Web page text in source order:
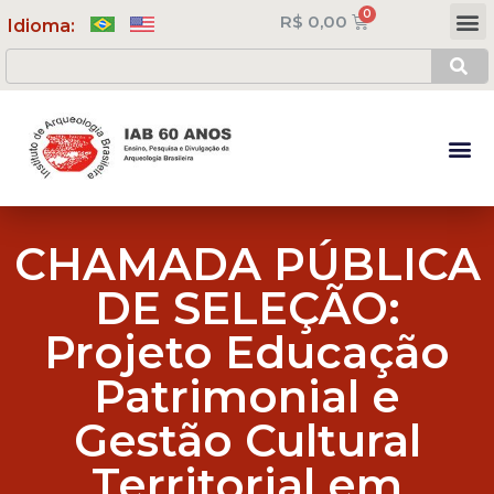
Idioma: R$ 0,00
CHAMADA PÚBLICA
DE SELEÇÃO:
Projeto Educação
Patrimonial e
Gestão Cultural